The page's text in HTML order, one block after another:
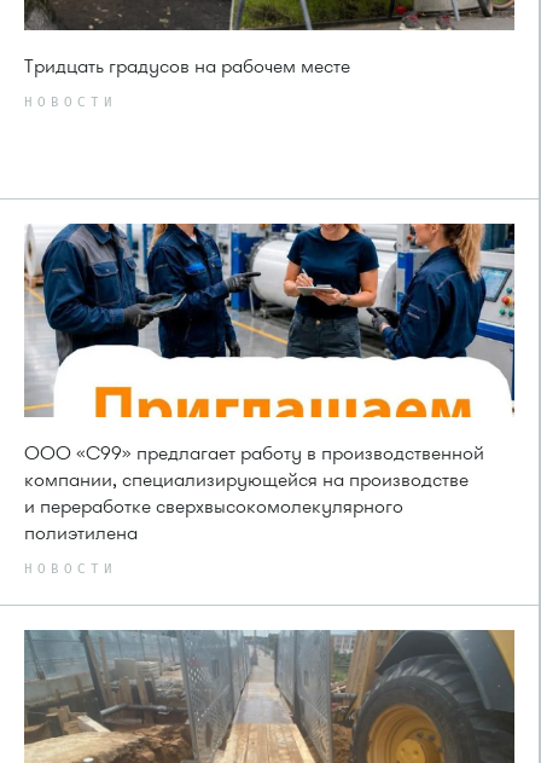
Тридцать градусов на рабочем месте
НОВОСТИ
ООО «С99» предлагает работу в производственной
компании, специализирующейся на производстве
и переработке сверхвысокомолекулярного
полиэтилена
НОВОСТИ